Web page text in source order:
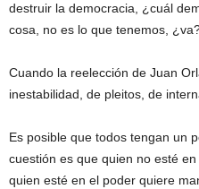
destruir la democracia, ¿cuál
cosa, no es lo que tenemos,
Cuando la reelección de Juan
inestabilidad, de pleitos, de
Es posible que todos tengan un
cuestión es que quien no esté
quien esté en el poder quiere